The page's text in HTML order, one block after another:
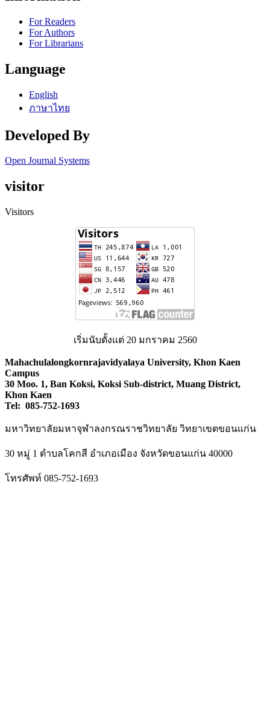
For Readers
For Authors
For Librarians
Language
English
ภาษาไทย
Developed By
Open Journal Systems
visitor
Visitors
เริ่มนับตั้งแต่ 20 มกราคม 2560
Mahachulalongkornrajavidyalaya University, Khon Kaen
Campus
30 Moo. 1, Ban Koksi, Koksi Sub-district, Muang District,
Khon Kaen
Tel: 085-752-1693
มหาวิทยาลัยมหาจุฬาลงกรณราชวิทยาลัย วิทยาเขตขอนแก่น
30 หมู่ 1 ตำบลโคกสี อำเภอเมือง จังหวัดขอนแก่น 40000
โทรศัพท์ 085-752-1693